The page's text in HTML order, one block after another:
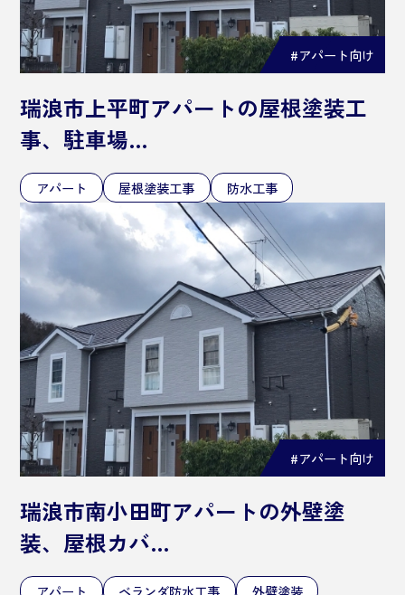
#アパート向け
瑞浪市上平町アパートの屋根塗装工
事、駐車場…
アパート 屋根塗装工事 防水工事
#アパート向け
瑞浪市南小田町アパートの外壁塗
装、屋根カバ…
アパート ベランダ防水工事 外壁塗装